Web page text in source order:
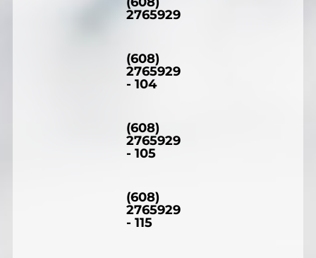
2765929
(608)
2765929
- 104
(608)
2765929
- 105
(608)
2765929
- 115